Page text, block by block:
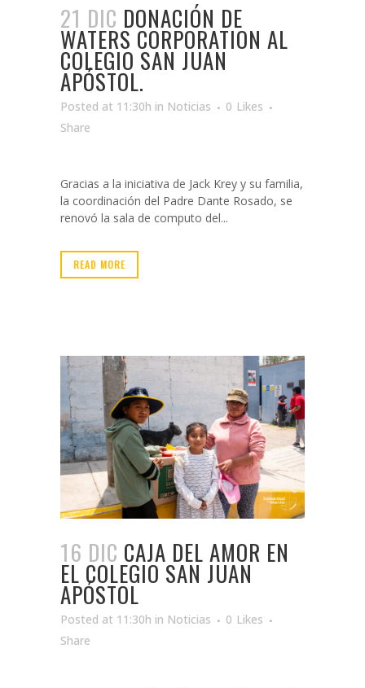
21 DIC DONACIÓN DE
WATERS CORPORATION AL
COLEGIO SAN JUAN
APÓSTOL.
Posted at 11:30h in Noticias 0 Likes
Share
Gracias a la iniciativa de Jack Krey y su familia,
la coordinación del Padre Dante Rosado, se
renovó la sala de computo del...
READ MORE
16 DIC CAJA DEL AMOR EN
EL COLEGIO SAN JUAN
APÓSTOL
Posted at 11:30h in Noticias 0 Likes
Share